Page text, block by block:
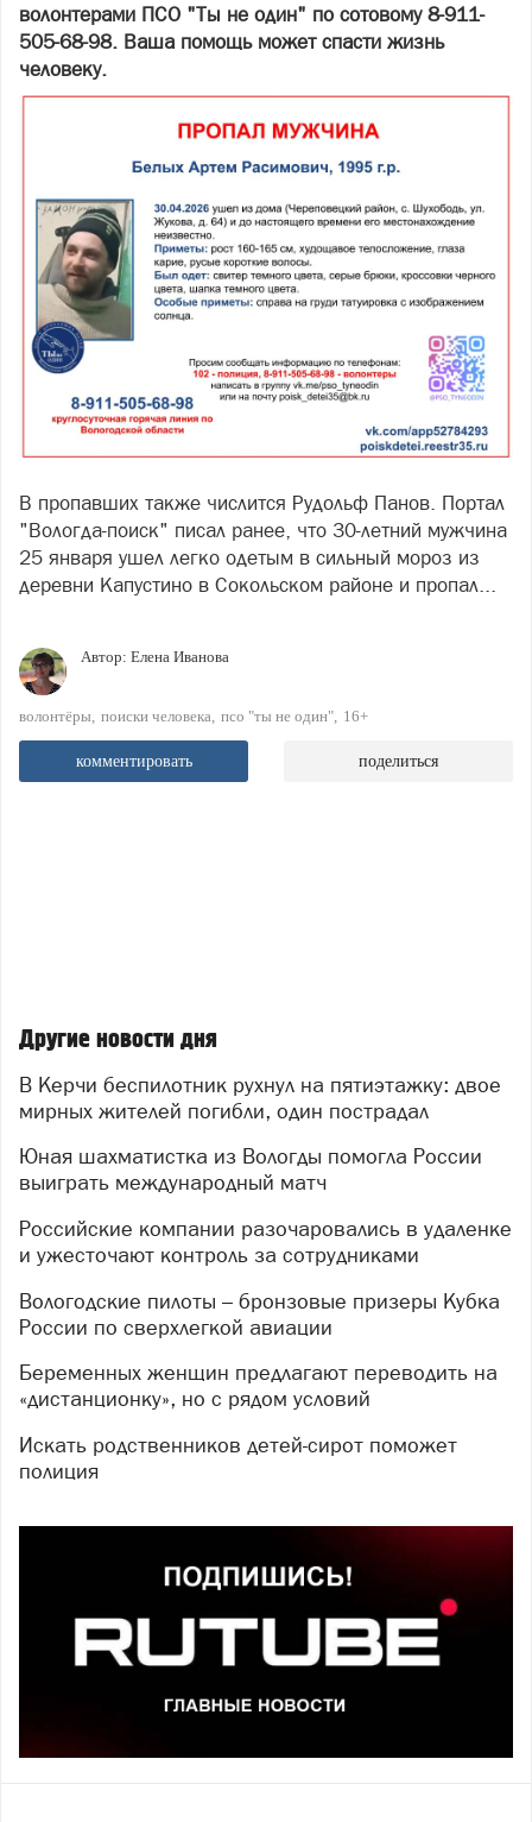
волонтерами ПСО "Ты не один" по сотовому 8-911-
505-68-98. Ваша помощь может спасти жизнь
человеку.
В пропавших также числится Рудольф Панов. Портал
"Вологда-поиск" писал ранее, что 30-летний мужчина
25 января ушел легко одетым в сильный мороз из
деревни Капустино в Сокольском районе и пропал...
Автор: Елена Иванова
волонтёры поиски человека псо "ты не один" 16+
комментировать поделиться
Другие новости дня
В Керчи беспилотник рухнул на пятиэтажку: двое
мирных жителей погибли, один пострадал
Юная шахматистка из Вологды помогла России
выиграть международный матч
Российские компании разочаровались в удаленке
и ужесточают контроль за сотрудниками
Вологодские пилоты – бронзовые призеры Кубка
России по сверхлегкой авиации
Беременных женщин предлагают переводить на
«дистанционку», но с рядом условий
Искать родственников детей-сирот поможет
полиция